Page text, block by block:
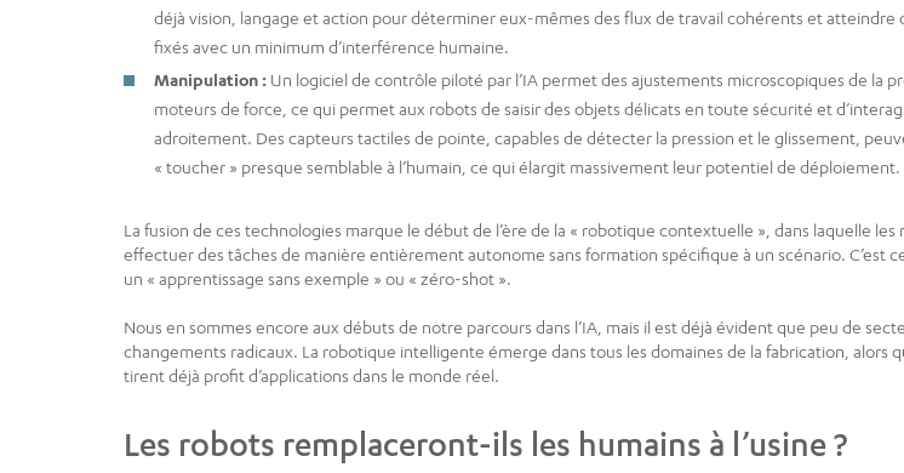
déjà vision, langage et action pour déterminer eux-mêmes des flux de travail cohérents et atteindre
fixés avec un minimum d’interférence humaine.
Manipulation : Un logiciel de contrôle piloté par l’IA permet des ajustements microscopiques de la
moteurs de force, ce qui permet aux robots de saisir des objets délicats en toute sécurité et
adroitement. Des capteurs tactiles de pointe, capables de détecter la pression et le glissement,
« toucher » presque semblable à l’humain, ce qui élargit massivement leur potentiel de déploiement.
La fusion de ces technologies marque le début de l’ère de la « robotique contextuelle », dans laquelle
effectuer des tâches de manière entièrement autonome sans formation spécifique à un scénario. C’est
un « apprentissage sans exemple » ou « zéro-shot ».
Nous en sommes encore aux débuts de notre parcours dans l’IA, mais il est déjà évident que peu de
changements radicaux. La robotique intelligente émerge dans tous les domaines de la fabrication, alors
tirent déjà profit d’applications dans le monde réel.
Les robots remplaceront-ils les humains à l’usine ?